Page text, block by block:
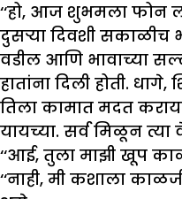
‘‘हो, आज शुभमला फोन
दुसऱ्या दिवशी सकाळीच
वडील आणि भावाच्या
हातांना दिली होती.
तिला कामात मदत
यायच्या. सर्व मिळून
‘‘आई, तुला माझी खूप
‘‘नाही, मी कशाला